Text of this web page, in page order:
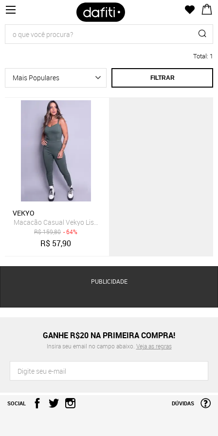
Total: 1
FILTRAR
VEKYO
Macacão Casual Vekyo Liso Bengaline Verde
R$159,80 - 64%
R$ 57,90
PUBLICIDADE
GANHE R$20 NA PRIMEIRA COMPRA!
Insira seu email no campo abaixo. Veja as regras
SOCIAL DÚVIDAS